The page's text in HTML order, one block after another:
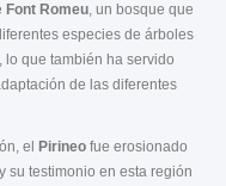
Font Romeu, un bosque que
especies de árboles
que también ha servido
de las diferentes
el Pirineo fue erosionado
su testimonio en esta región